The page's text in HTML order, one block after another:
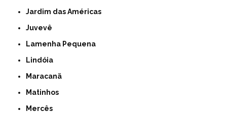
Jardim das Américas
Juvevê
Lamenha Pequena
Lindóia
Maracanã
Matinhos
Mercês